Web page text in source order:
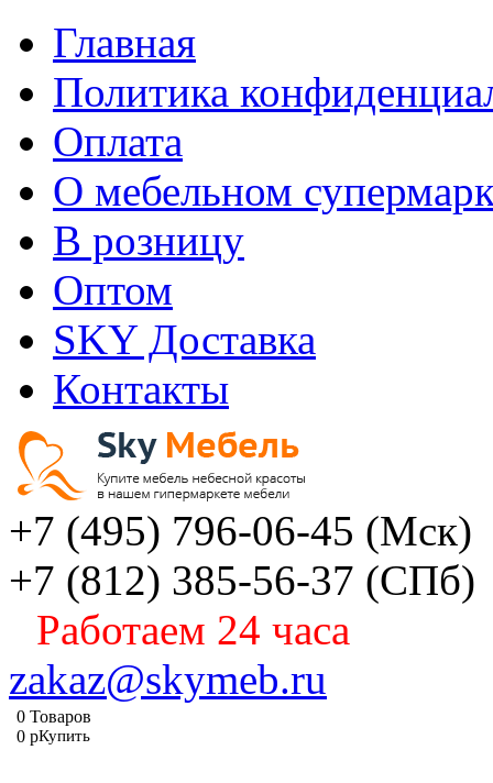
Главная
Политика
Оплата
О мебельном
В розницу
Оптом
SKY Доставка
Контакты
+7 (495) 796-06-45 (Мск)
+7 (812) 385-56-37 (СПб)
Работаем 24 часа
zakaz@skymeb.ru
0 Товаров
0 pКупить